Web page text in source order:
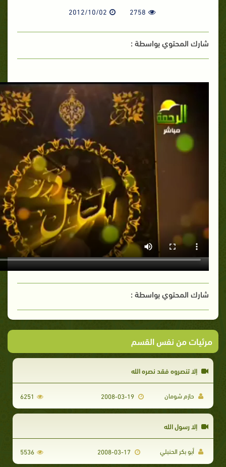
2758
2012/10/02
شارك المحتوي بواسطة :
شارك المحتوي بواسطة :
مرئيات من نفس القسم
إلا تنصروه فقد نصره الله
حازم شومان 2008-03-19
6251
إلا رسول الله
أبو بكر الحنبلي 5536